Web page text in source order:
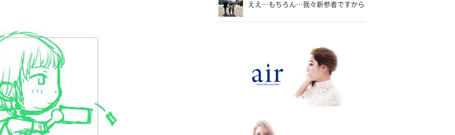
ええ…もちろん…我々新参者ですから